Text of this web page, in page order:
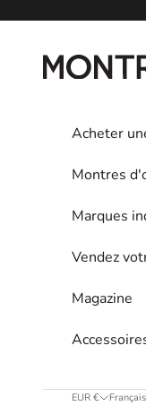
Montredo
Acheter
Montres
Marques
Vendez
Magazine
EUR € Français